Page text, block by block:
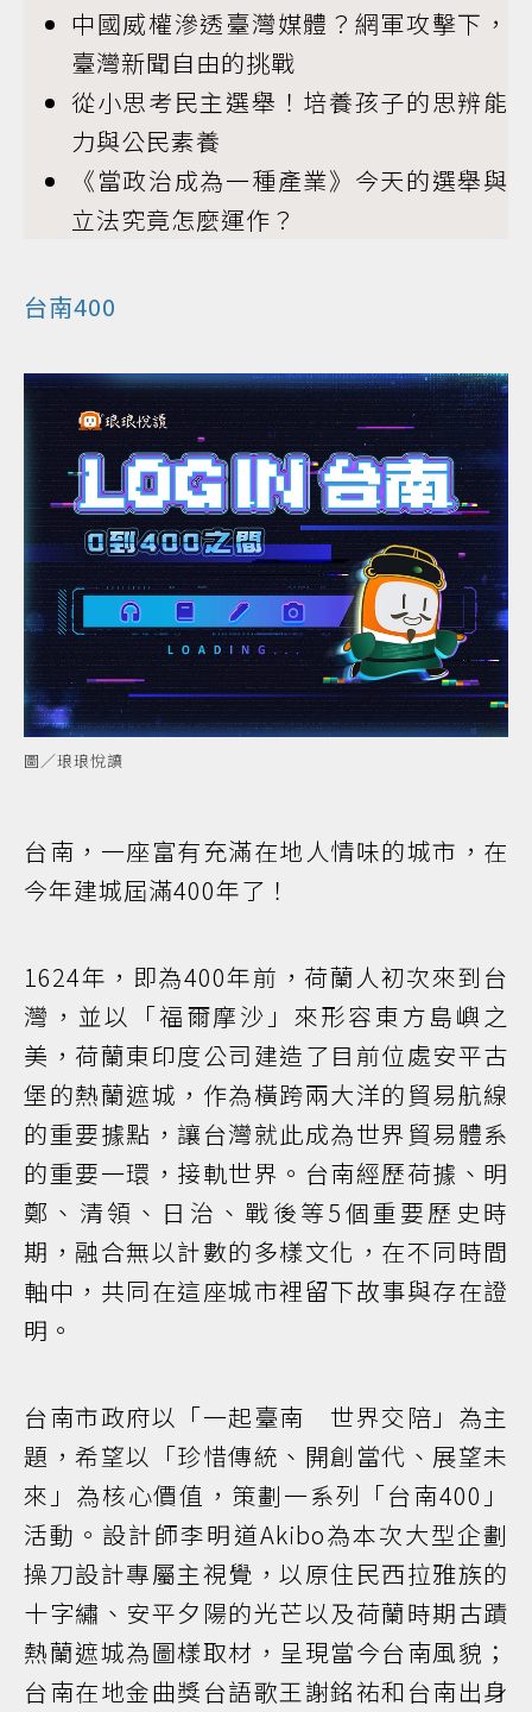
中國威權滲透臺灣媒體？網軍攻擊下，
臺灣新聞自由的挑戰
從小思考民主選舉！培養孩子的思辨能
力與公民素養
《當政治成為一種產業》今天的選舉與
立法究竟怎麼運作？
台南400
圖／琅琅悅讀
台南，一座富有充滿在地人情味的城市，在
今年建城屆滿400年了！
1624年，即為400年前，荷蘭人初次來到台
灣，並以「福爾摩沙」來形容東方島嶼之
美，荷蘭東印度公司建造了目前位處安平古
堡的熱蘭遮城，作為橫跨兩大洋的貿易航線
的重要據點，讓台灣就此成為世界貿易體系
的重要一環，接軌世界。台南經歷荷據、明
鄭、清領、日治、戰後等5個重要歷史時
期，融合無以計數的多樣文化，在不同時間
軸中，共同在這座城市裡留下故事與存在證
明。
台南市政府以「一起臺南 世界交陪」為主
題，希望以「珍惜傳統、開創當代、展望未
來」為核心價值，策劃一系列「台南400」
活動。設計師李明道Akibo為本次大型企劃
操刀設計專屬主視覺，以原住民西拉雅族的
十字繡、安平夕陽的光芒以及荷蘭時期古蹟
熱蘭遮城為圖樣取材，呈現當今台南風貌；
台南在地金曲獎台語歌王謝銘祐和台南出身